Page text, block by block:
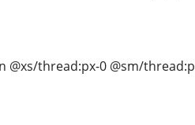
thread:px-0 @sm/